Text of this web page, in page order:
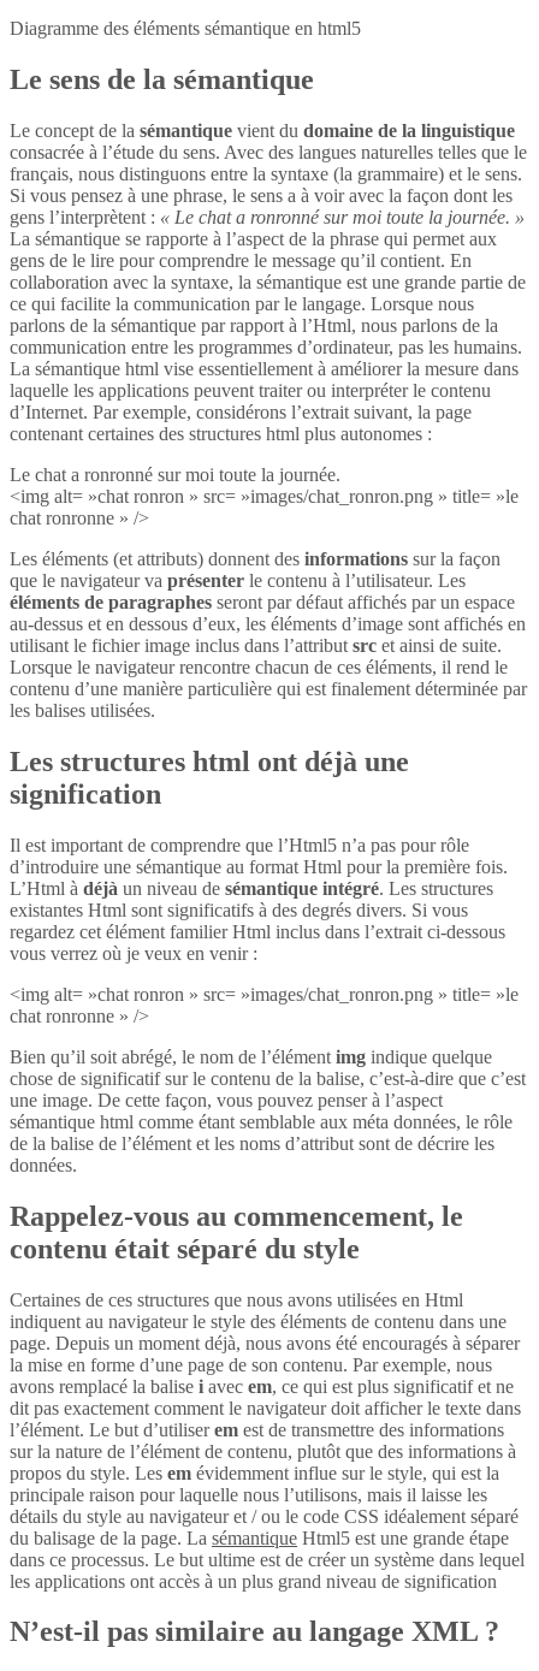
Diagramme des éléments sémantique en html5
Le sens de la sémantique
Le concept de la sémantique vient du domaine de la linguistique
consacrée à l’étude du sens. Avec des langues naturelles telles que le
français, nous distinguons entre la syntaxe (la grammaire) et le sens.
Si vous pensez à une phrase, le sens a à voir avec la façon dont les
gens l’interprètent : « Le chat a ronronné sur moi toute la journée. »
La sémantique se rapporte à l’aspect de la phrase qui permet aux
gens de le lire pour comprendre le message qu’il contient. En
collaboration avec la syntaxe, la sémantique est une grande partie de
ce qui facilite la communication par le langage. Lorsque nous
parlons de la sémantique par rapport à l’Html, nous parlons de la
communication entre les programmes d’ordinateur, pas les humains.
La sémantique html vise essentiellement à améliorer la mesure dans
laquelle les applications peuvent traiter ou interpréter le contenu
d’Internet. Par exemple, considérons l’extrait suivant, la page
contenant certaines des structures html plus autonomes :
Le chat a ronronné sur moi toute la journée.
<img alt= »chat ronron » src= »images/chat_ronron.png » title= »le
chat ronronne » />
Les éléments (et attributs) donnent des informations sur la façon
que le navigateur va présenter le contenu à l’utilisateur. Les
éléments de paragraphes seront par défaut affichés par un espace
au-dessus et en dessous d’eux, les éléments d’image sont affichés en
utilisant le fichier image inclus dans l’attribut src et ainsi de suite.
Lorsque le navigateur rencontre chacun de ces éléments, il rend le
contenu d’une manière particulière qui est finalement déterminée par
les balises utilisées.
Les structures html ont déjà une
signification
Il est important de comprendre que l’Html5 n’a pas pour rôle
d’introduire une sémantique au format Html pour la première fois.
L’Html à déjà un niveau de sémantique intégré. Les structures
existantes Html sont significatifs à des degrés divers. Si vous
regardez cet élément familier Html inclus dans l’extrait ci-dessous
vous verrez où je veux en venir :
<img alt= »chat ronron » src= »images/chat_ronron.png » title= »le
chat ronronne » />
Bien qu’il soit abrégé, le nom de l’élément img indique quelque
chose de significatif sur le contenu de la balise, c’est-à-dire que c’est
une image. De cette façon, vous pouvez penser à l’aspect
sémantique html comme étant semblable aux méta données, le rôle
de la balise de l’élément et les noms d’attribut sont de décrire les
données.
Rappelez-vous au commencement, le
contenu était séparé du style
Certaines de ces structures que nous avons utilisées en Html
indiquent au navigateur le style des éléments de contenu dans une
page. Depuis un moment déjà, nous avons été encouragés à séparer
la mise en forme d’une page de son contenu. Par exemple, nous
avons remplacé la balise i avec em, ce qui est plus significatif et ne
dit pas exactement comment le navigateur doit afficher le texte dans
l’élément. Le but d’utiliserem est de transmettre des informations
sur la nature de l’élément de contenu, plutôt que des informations à
propos du style. Les em évidemment influe sur le style, qui est la
principale raison pour laquelle nous l’utilisons, mais il laisse les
détails du style au navigateur et / ou le code CSS idéalement séparé
du balisage de la page. La sémantique Html5 est une grande étape
dans ce processus. Le but ultime est de créer un système dans lequel
les applications ont accès à un plus grand niveau de signification
N’est-il pas similaire au langage XML ?